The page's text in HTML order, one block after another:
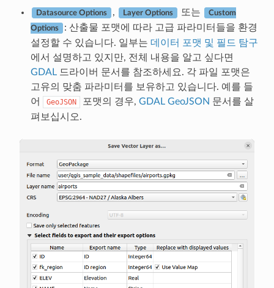
Datasource Options , Layer Options 또는 Custom
Options
: 산출물 포맷에 따라 고급 파라미터들을 환경
설정할 수 있습니다. 일부는 데이터 포맷 및 필드 탐구
에서 설명하고 있지만, 전체 내용을 알고 싶다면
GDAL드라이버 문서를 참조하세요. 각 파일 포맷은
고유의 맞춤 파라미터를 보유하고 있습니다. 예를 들
어
GeoJSON 포맷의 경우, GDAL GeoJSON 문서를 살
펴보십시오.